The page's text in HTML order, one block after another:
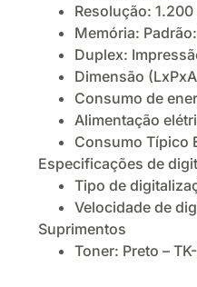
Resolução:
Memória:
Duplex:
Dimensão
Consumo de
Alimentação
Consumo Típico
Especificações de
Tipo de
Velocidade de
Suprimentos
Toner: Preto –